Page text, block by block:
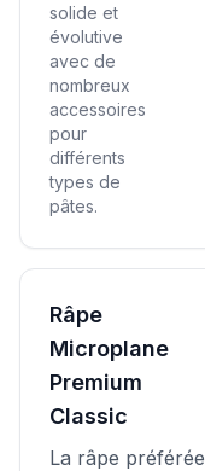
solide et
évolutive
avec de
nombreux
accessoires
pour
différents
types de
pâtes.
Râpe
Microplane
Premium
Classic
La râpe préférée